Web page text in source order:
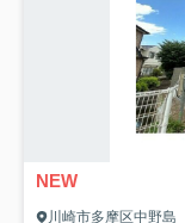
NEW
川崎市多摩区中野島